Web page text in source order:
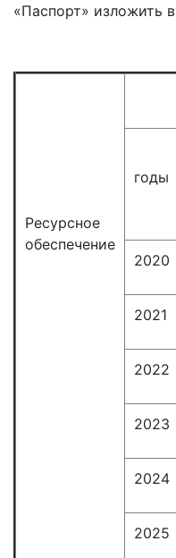
«Паспорт» изложить
Ресурсное
обеспечение
годы
2020
2021
2022
2023
2024
2025